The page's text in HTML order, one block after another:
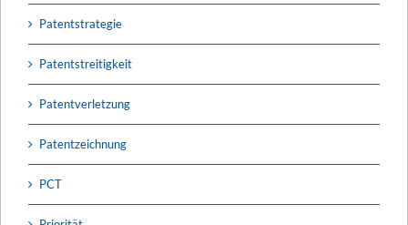
Patentstrategie
Patentstreitigkeit
Patentverletzung
Patentzeichnung
PCT